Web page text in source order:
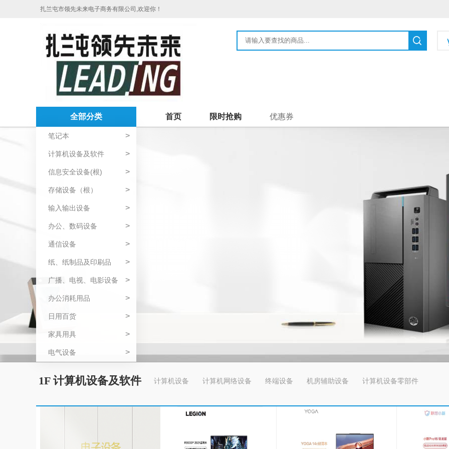
扎兰屯市领先未来电子商务有限公司,欢迎你！
全部分类
笔记本 >
计算机设备及软件 >
信息安全设备(根) >
存储设备（根） >
输入输出设备 >
办公、数码设备 >
通信设备 >
纸、纸制品及印刷品 >
广播、电视、电影设备 >
办公消耗用品 >
日用百货 >
家具用具 >
电气设备 >
首页 限时抢购 优惠券
1F 计算机设备及软件 计算机设备 计算机网络设备 终端设备 机房辅助设备 计算机设备零部件